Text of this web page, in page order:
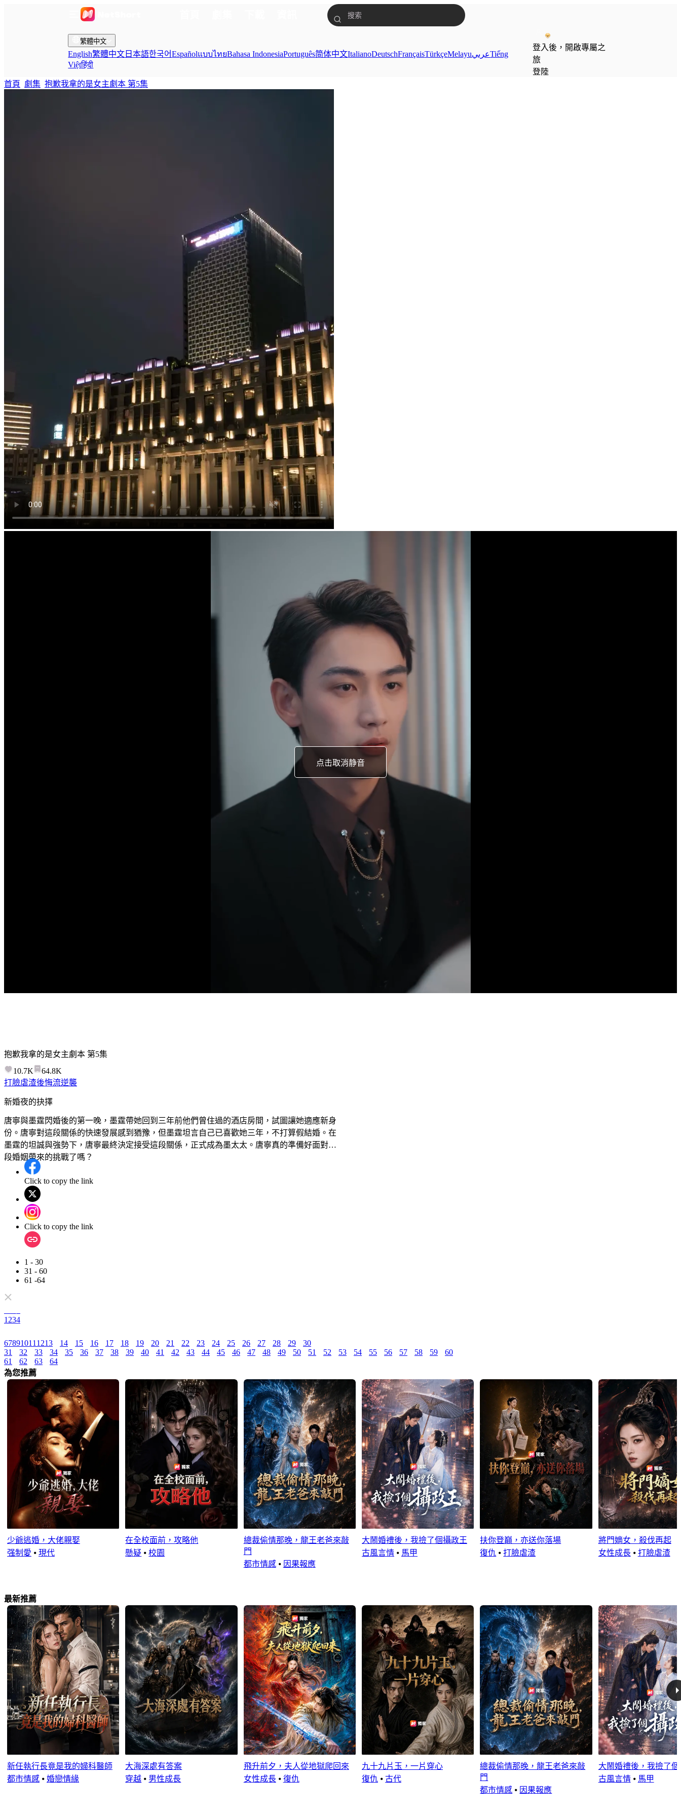
繁體中文
English繁體中文 日本語한국어EspañolแบบไทยBahasa IndonesiaPortuguês简体中文ItalianoDeutschFrançaisTürkçeMelayuعربيTiếng
Việtहिंदी
登入後，開啟專屬之
旅
登陸
首頁
劇集 抱歉我拿的是女主劇本 第5集
点击取消静音
抱歉我拿的是女主劇本 第5集
10.7K
64.8K
打臉虐渣後悔流逆襲
新婚夜的抉擇
唐寧與墨霆閃婚後的第一晚，墨霆帶她回到三年前他們曾住過的酒店房間，試圖讓她適應新身
份。唐寧對這段關係的快速發展感到猶豫，但墨霆坦言自己已喜歡她三年，不打算假結婚。在
墨霆的坦誠與強勢下，唐寧最終決定接受這段關係，正式成為墨太太。唐寧真的準備好面對這
段婚姻帶來的挑戰了嗎？
Click to copy the link
Click to copy the link
1 - 30
31 - 60
61 -64
1 234
67891011 1213 14 15 16 17 18 19 20 21 22 23 24 25 26 27 28 29
30
31
32 33 34 35 36 37 38 39 40 41 42 43 44 45 46 47 48 49 50 51 52 53 54 55 56 57 58 59
60
61
62 63 64
為您推薦
少爺逃婚，大佬親娶
强制愛 ⦁ 現代
在全校面前，攻略他
懸疑 ⦁校園
總裁偷情那晚，龍王老爸來敲
門
都市情感⦁ 因果報應
大鬧婚禮後，我撿了個攝政王
古風言情⦁ 馬甲
扶你登巔，亦送你落場
復仇 ⦁打臉虐渣
將門嫡女，殺伐再起
女性成長⦁ 打臉虐渣
最新推薦
新任執行長竟是我的婦科醫師
都市情感 ⦁ 婚戀情緣
大海深處有答案
穿越 ⦁ 男性成長
飛升前夕，夫人從地獄爬回來
女性成長⦁ 復仇
九十九片玉，一片穿心
復仇⦁ 古代
總裁偷情那晚，龍王老爸來敲
門
都市情感 ⦁ 因果報應
大鬧婚禮後，我撿了
古風言情⦁ 馬甲